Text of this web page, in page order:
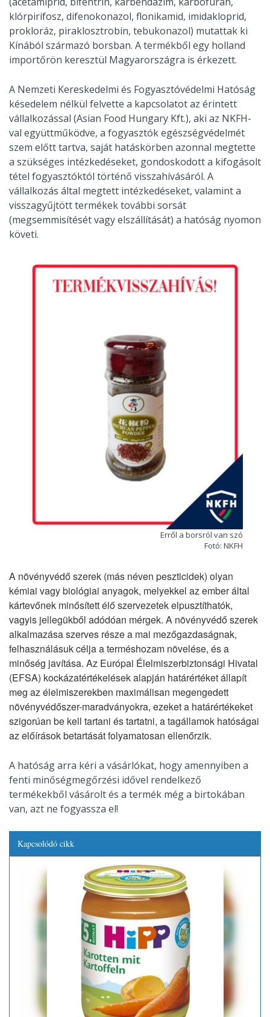
klórpirifosz, difenokonazol, flonikamid, imidakloprid,
prokloráz, piraklosztrobin, tebukonazol) mutattak ki
Kínából származó borsban. A termékből egy holland
importőrön keresztül Magyarországra is érkezett.
A Nemzeti Kereskedelmi és Fogyasztóvédelmi Hatóság
késedelem nélkül felvette a kapcsolatot az érintett
vállalkozással (Asian Food Hungary Kft.), aki az NKFH-
val együttműködve, a fogyasztók egészségvédelmét
szem előtt tartva, saját hatáskörben azonnal megtette
a szükséges intézkedéseket, gondoskodott a kifogásolt
tétel fogyasztóktól történő visszahívásáról. A
vállalkozás által megtett intézkedéseket, valamint a
visszagyűjtött termékek további sorsát
(megsemmisítését vagy elszállítását) a hatóság nyomon
követi.
Erről a borsról van szó
Fotó: NKFH
A növényvédő szerek (más néven peszticidek) olyan
kémiai vagy biológiai anyagok, melyekkel az ember által
kártevőnek minősített élő szervezetek elpusztíthatók,
vagyis jellegükből adódóan mérgek. A növényvédő szerek
alkalmazása szerves része a mai mezőgazdaságnak,
felhasználásuk célja a terméshozam növelése, és a
minőség javítása. Az Európai Élelmiszerbiztonsági Hivatal
(EFSA) kockázatértékelések alapján határértéket állapít
meg az élelmiszerekben maximálisan megengedett
növényvédőszer-maradványokra, ezeket a határértékeket
szigorúan be kell tartani és tartatni, a tagállamok hatóságai
az előírások betartását folyamatosan ellenőrzik.
A hatóság arra kéri a vásárlókat, hogy amennyiben a
fenti minőségmegőrzési idővel rendelkező
termékekből vásárolt és a termék még a birtokában
van, azt ne fogyassza el!
Kapcsolódó cikk